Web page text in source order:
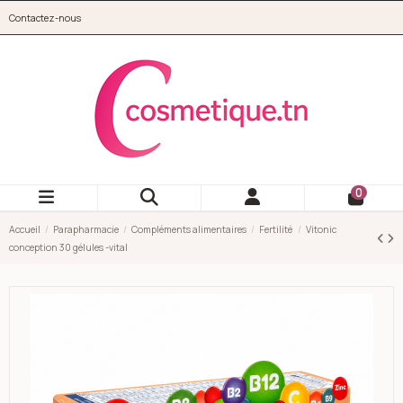
Contactez-nous
0
Accueil Parapharmacie Compléments alimentaires Fertilité
Vitonic
conception 30 gélules -vital